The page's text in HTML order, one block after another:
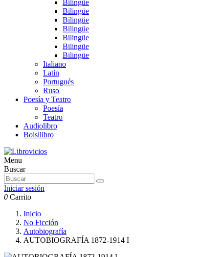
Bilingüe
Bilingüe
Bilingüe
Bilingüe
Bilingüe
Bilingüe
Bilingüe
Italiano
Latín
Portugués
Ruso
Poesía y Teatro
Poesía
Teatro
Audiolibro
Bolsilibro
Menu
Buscar
Iniciar sesión
0 Carrito
Inicio
No Ficción
Autobiografía
AUTOBIOGRAFÍA 1872-1914 I